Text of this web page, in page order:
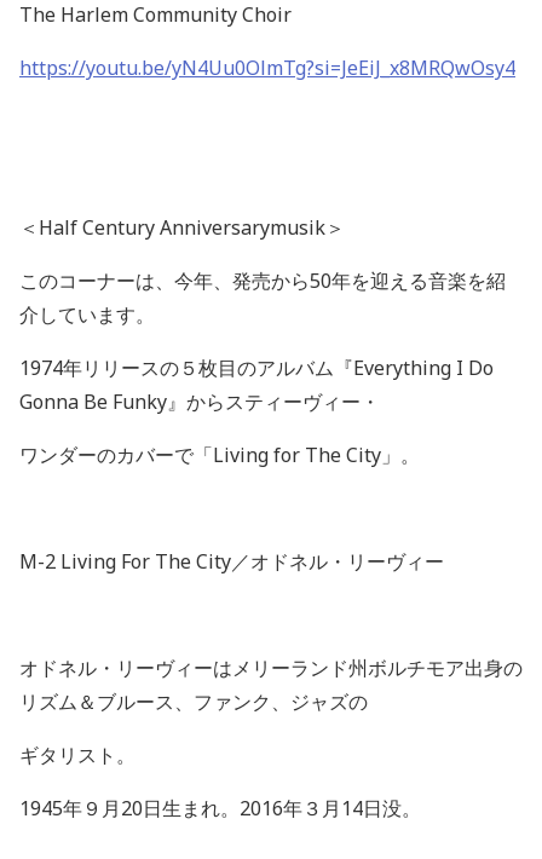
The Harlem Community Choir
https://youtu.be/yN4Uu0OlmTg?si=JeEiJ_x8MRQwOsy4
＜ Half Century Anniversarymusik＞
このコーナーは、今年、発売から50年を迎える音楽を紹
介しています。
1974年リリースの５枚目のアルバム『Everything I Do
Gonna Be Funky』からスティーヴィー・
ワンダーのカバーで「Living for The City 」。
M-2 Living For The City／オドネル・リーヴィー
オドネル・リーヴィーはメリーランド州ボルチモア出身の
リズム＆ブルース、ファンク、ジャズの
ギタリスト。
1945年９月20日生まれ。 2016年３月 14日没。